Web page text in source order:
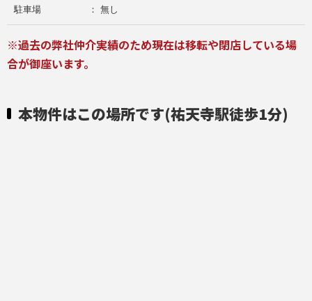
駐車場 ： 無し
※過去の弊社仲介実績のため現在は移転や閉店している場
合が御座います。
本物件はこの場所です(祐天寺駅徒歩1分)